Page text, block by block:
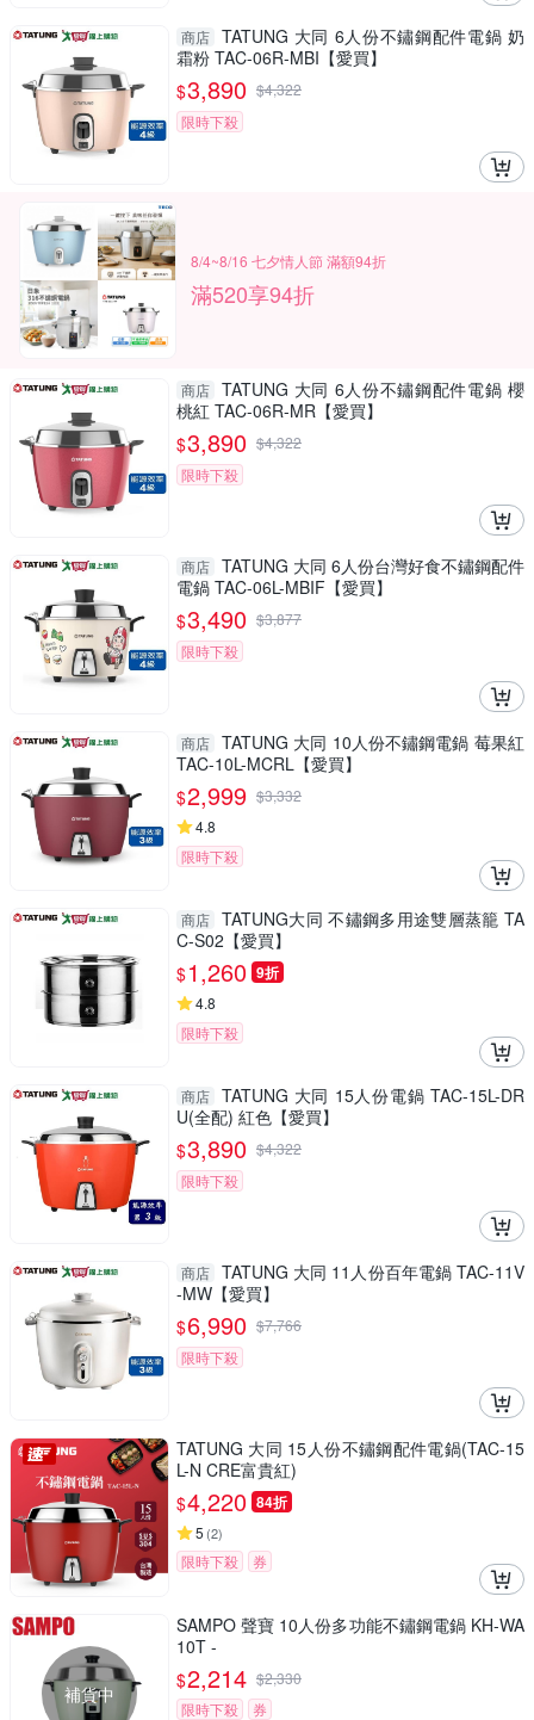
商店 TATUNG 大同 6人份不鏽鋼配件電鍋 奶
霜粉 TAC-06R-MBI【愛買】
$3,890 $4,322
限時下殺
8/4~8/16 七夕情人節 滿額94折
滿520享94折
商店 TATUNG 大同 6人份不鏽鋼配件電鍋 櫻
桃紅 TAC-06R-MR【愛買】
$3,890 $4,322
限時下殺
商店 TATUNG 大同 6人份台灣好食不鏽鋼配件
電鍋 TAC-06L-MBIF【愛買】
$3,490 $3,877
限時下殺
商店 TATUNG 大同 10人份不鏽鋼電鍋 莓果紅
TAC-10L-MCRL【愛買】
$2,999 $3,332
4.8
限時下殺
商店 TATUNG大同 不鏽鋼多用途雙層蒸籠 TA
C-S02【愛買】
$1,260 9折
4.8
限時下殺
商店 TATUNG 大同 15人份電鍋 TAC-15L-DR
U(全配) 紅色【愛買】
$3,890 $4,322
限時下殺
商店 TATUNG 大同 11人份百年電鍋 TAC-11V
-MW【愛買】
$6,990 $7,766
限時下殺
TATUNG 大同 15人份不鏽鋼配件電鍋(TAC-15
L-N CRE富貴紅)
$4,220 84折
5 (2)
限時下殺 券
補貨中
SAMPO 聲寶 10人份多功能不鏽鋼電鍋 KH-WA
10T -
$2,214 $2,330
限時下殺
券